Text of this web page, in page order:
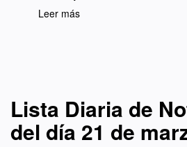
Leer más
Lista Diaria de
del día 21 de